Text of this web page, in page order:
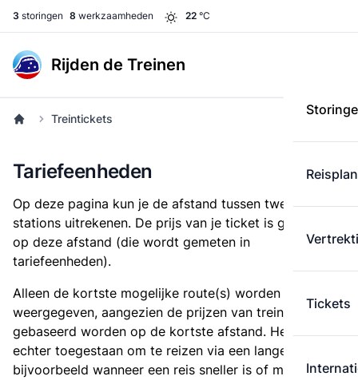
3 storingen 8 werkzaamheden 22 °C
Rijden de Treinen
Tickets
Treintickets
Tariefeenheden
Op deze pagina kun je de afstand tussen twee
stations uitrekenen. De prijs van je ticket is gebaseerd
op deze afstand (die wordt gemeten in
tariefeenheden).
Alleen de kortste mogelijke route(s) worden
weergegeven, aangezien de prijzen van treintickets
gebaseerd worden op de kortste afstand. Het is
echter toegestaan om te reizen via een langere route,
bijvoorbeeld wanneer een reis sneller is of met minder